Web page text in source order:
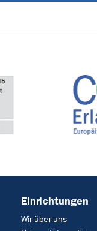
Einrichtungen
Wir über uns